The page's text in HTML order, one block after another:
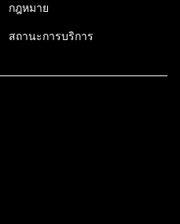
กฎหมาย
สถานะการบริการ